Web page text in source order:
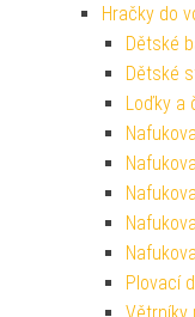
Hračky do
Dětské
Dětské
Loďky a
Plovací